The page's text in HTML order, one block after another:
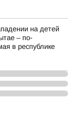
на детей
– по-
в республике